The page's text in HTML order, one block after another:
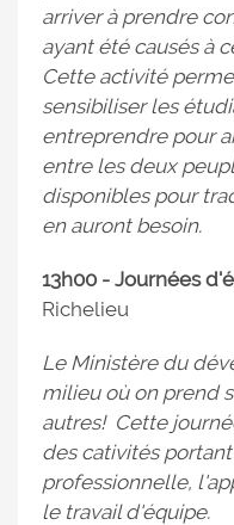
arriver à prendre
ayant été causés à
Cette activité
sensibiliser les
entreprendre pour
entre les deux
disponibles pour
en auront besoin.
13h00 - Journées
Richelieu
Le Ministère du
milieu où on prend
autres! Cette
des cativités
professionnelle,
le travail d'équipe.